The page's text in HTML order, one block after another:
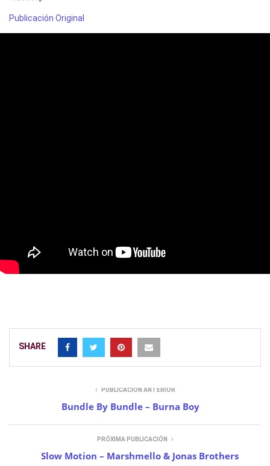
Publicación Original
SHARE
PUBLICACIÓN ANTERIOR
Bundle By Bundle – Burna Boy
PRÓXIMA PUBLICACIÓN
Slow Motion – Marshmello & Jonas Brothers